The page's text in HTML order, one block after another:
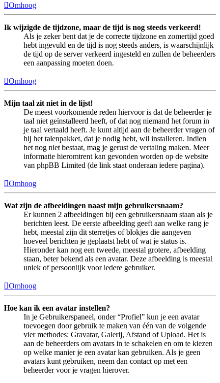
Omhoog
Ik wijzigde de tijdzone, maar de tijd is nog steeds verkeerd!
Als je zeker bent dat je de correcte tijdzone en zomertijd goed
hebt ingevuld en de tijd is nog steeds anders, is waarschijnlijk
de tijd op de server verkeerd ingesteld en zullen de beheerders
een aanpassing moeten doen.
Omhoog
Mijn taal zit niet in de lijst!
De meest voorkomende reden hiervoor is dat de beheerder je
taal niet geïnstalleerd heeft, of dat nog niemand het forum in
je taal vertaald heeft. Je kunt altijd aan de beheerder vragen of
hij het talenpakket, dat je nodig hebt, wil installeren. Indien
het nog niet bestaat, mag je gerust de vertaling maken. Meer
informatie hieromtrent kan gevonden worden op de website
van phpBB Limited (de link staat onderaan iedere pagina).
Omhoog
Wat zijn de afbeeldingen naast mijn gebruikersnaam?
Er kunnen 2 afbeeldingen bij een gebruikersnaam staan als je
berichten leest. De eerste afbeelding geeft aan welke rang je
hebt, meestal zijn dit sterretjes of blokjes die aangeven
hoeveel berichten je geplaatst hebt of wat je status is.
Hieronder kan nog een tweede, meestal grotere, afbeelding
staan, beter bekend als een avatar. Deze afbeelding is meestal
uniek of persoonlijk voor iedere gebruiker.
Omhoog
Hoe kan ik een avatar instellen?
In je Gebruikerspaneel, onder “Profiel” kun je een avatar
toevoegen door gebruik te maken van één van de volgende
vier methodes: Gravatar, Galerij, Afstand of Upload. Het is
aan de beheerders om avatars in te schakelen en om te kiezen
op welke manier je een avatar kan gebruiken. Als je geen
avatars kunt gebruiken, neem dan contact op met een
beheerder voor je vragen hierover.